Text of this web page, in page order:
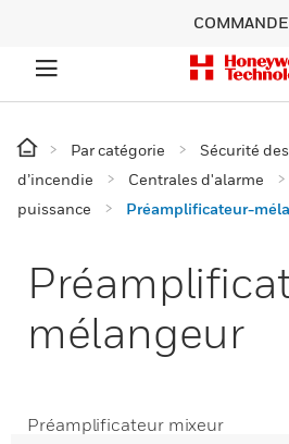
Par catégorie
Sécurité
d’incendie
Centrales d'alarme
puissance
Préamplificateur-
mélangeur
Préamplificateur mixeur